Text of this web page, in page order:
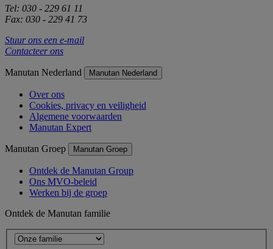
Tel: 030 - 229 61 11
Fax: 030 - 229 41 73
Stuur ons een e-mail
Contacteer ons
Manutan Nederland Manutan Nederland
Over ons
Cookies, privacy en veiligheid
Algemene voorwaarden
Manutan Expert
Manutan Groep Manutan Groep
Ontdek de Manutan Group
Ons MVO-beleid
Werken bij de groep
Ontdek de Manutan familie